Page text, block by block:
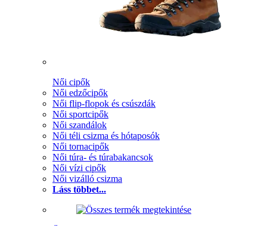
Női cipők
Női edzőcipők
Női flip-flopok és csúszdák
Női sportcipők
Női szandálok
Női téli csizma és hótaposók
Női tornacipők
Női túra- és túrabakancsok
Női vízi cipők
Női vizálló csizma
Láss többet...